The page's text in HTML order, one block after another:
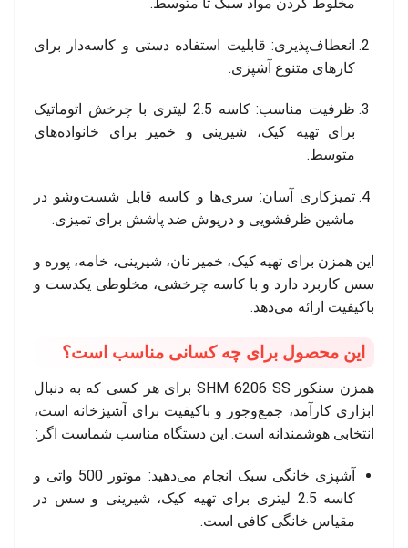
انعطاف‌پذیری: قابلیت استفاده دستی و کاسه‌دار برای
کارهای متنوع آشپزی.
ظرفیت مناسب: کاسه 2.5 لیتری با چرخش اتوماتیک
برای تهیه کیک، شیرینی و خمیر برای خانواده‌های
متوسط.
تمیزکاری آسان: سری‌ها و کاسه قابل شست‌وشو در
ماشین ظرفشویی و درپوش ضد پاشش برای تمیزی.
این همزن برای تهیه کیک، خمیر نان، شیرینی، خامه، پوره و
سس کاربرد دارد و با کاسه چرخشی، مخلوطی یکدست و
باکیفیت ارائه می‌دهد.
این محصول برای چه کسانی مناسب است؟
همزن سنکور SHM 6206 SS برای هر کسی که به دنبال
ابزاری کارآمد، جمع‌وجور و باکیفیت برای آشپزخانه است،
انتخابی هوشمندانه است. این دستگاه مناسب شماست اگر:
آشپزی خانگی سبک انجام می‌دهید: موتور 500 واتی و
کاسه 2.5 لیتری برای تهیه کیک، شیرینی و سس در
مقیاس خانگی کافی است.